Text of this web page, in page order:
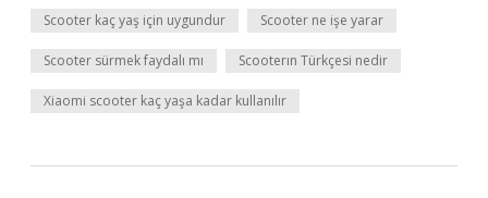
Scooter kaç yaş için uygundur Scooter ne işe yarar
Scooter sürmek faydalı mı Scooterın Türkçesi nedir
Xiaomi scooter kaç yaşa kadar kullanılır